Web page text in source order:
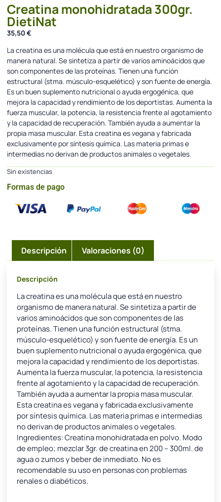
Creatina monohidratada 300gr.
DietiNat
35,50€
La creatina es una molécula que está en nuestro organismo de
manera natural. Se sintetiza a partir de varios aminoácidos que
son componentes de las proteínas. Tienen una función
estructural (stma. músculo-esquelético) y son fuente de energía.
Es un buen suplemento nutricional o ayuda ergogénica, que
mejora la capacidad y rendimiento de los deportistas. Aumenta la
fuerza muscular, la potencia, la resistencia frente al agotamiento
y la capacidad de recuperación. También ayuda a aumentar la
propia masa muscular. Esta creatina es vegana y fabricada
exclusivamente por síntesis química. Las materia primas e
intermedias no derivan de productos animales o vegetales.
Sin existencias
Formas de pago
Descripción Valoraciones (0)
Descripción
La creatina es una molécula que está en nuestro
organismo de manera natural. Se sintetiza a partir de
varios aminoácidos que son componentes de las
proteínas. Tienen una función estructural (stma.
músculo-esquelético) y son fuente de energía. Es un
buen suplemento nutricional o ayuda ergogénica, que
mejora la capacidad y rendimiento de los deportistas.
Aumenta la fuerza muscular, la potencia, la resistencia
frente al agotamiento y la capacidad de recuperación.
También ayuda a aumentar la propia masa muscular.
Esta creatina es vegana y fabricada exclusivamente
por síntesis química. Las materia primas e intermedias
no derivan de productos animales o vegetales.
Ingredientes: Creatina monohidratada en polvo. Modo
de empleo; mezclar 3gr. de creatina en 200 – 300ml. de
agua o zumos y beber de inmediato. No es
recomendable su uso en personas con problemas
renales o diabéticos.